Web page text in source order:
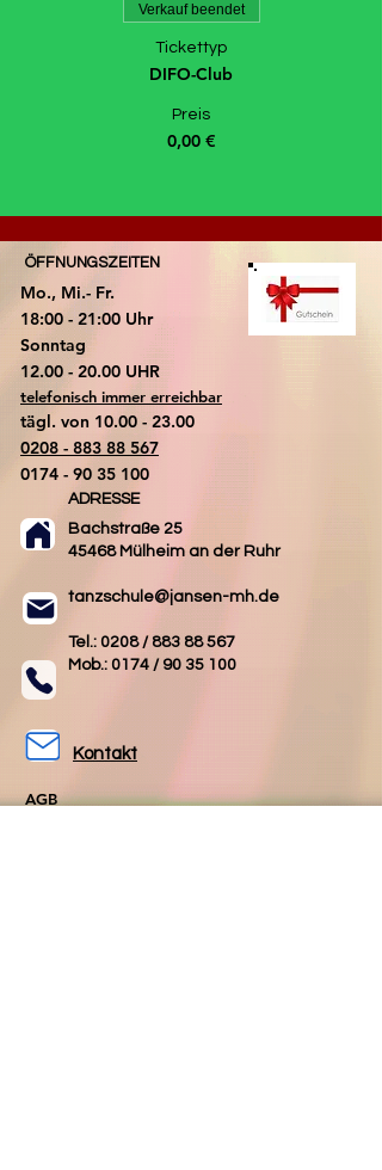
Verkauf beendet
Tickettyp
DIFO-Club
Preis
0,00 €
ÖFFNUNGSZEITEN
Mo., Mi.- Fr.
18:00 - 21:00 Uhr
​Sonntag
​12.00 - 20.00 UHR
telefonisch immer erreichbar
tägl. von 10.00 - 23.00
0208 - 883 88 567
0174 - 90 35 100
ADRESSE
Bachstraße 25
45468 Mülheim an der Ruhr
tanzschule@jansen-mh.de
Tel.: 0208 / 883 88 567
Mob.: 0174 / 90 35 100
Kontakt
AGB